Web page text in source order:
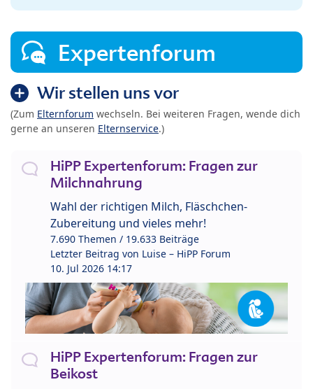
Expertenforum
Wir stellen uns vor
(Zum Elternforum wechseln. Bei weiteren Fragen, wende dich
gerne an unseren Elternservice.)
HiPP Expertenforum: Fragen zur
Milchnahrung
Wahl der richtigen Milch, Fläschchen-
Zubereitung und vieles mehr!
7.690 Themen / 19.633 Beiträge
Letzter Beitrag von Luise – HiPP Forum
10. Jul 2026 14:17
HiPP Expertenforum: Fragen zur
Beikost